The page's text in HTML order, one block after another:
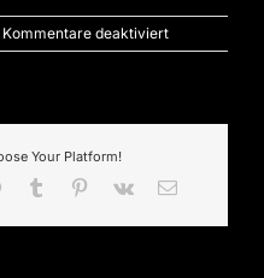
Kommentare deaktiviertfür
Your Platform!
WhatsApp
Tumblr Pinterest
Vk
E-